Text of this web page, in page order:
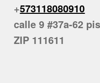
+573118080910
calle 9 #37a-62
ZIP 111611